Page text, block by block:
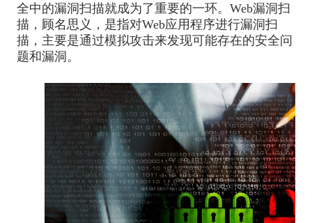
全中的漏洞扫描就成为了重要的一环。Web漏洞扫
描，顾名思义，是指对Web应用程序进行漏洞扫
描，主要是通过模拟攻击来发现可能存在的安全问
题和漏洞。